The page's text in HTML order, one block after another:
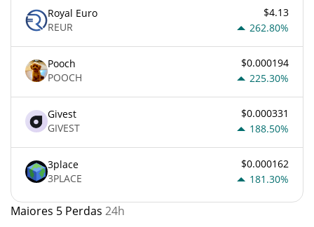
Royal Euro
REUR
$4.13
262.80%
Pooch
POOCH
$0.000194
225.30%
Givest
GIVEST
$0.000331
188.50%
3place
3PLACE
$0.000162
181.30%
Maiores 5 Perdas 24h